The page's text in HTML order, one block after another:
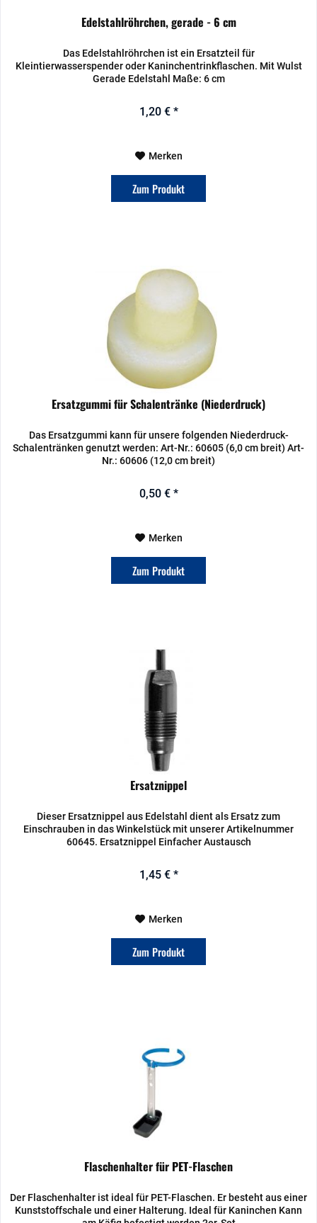
Edelstahlröhrchen, gerade - 6 cm
Das Edelstahlröhrchen ist ein Ersatzteil für
Kleintierwasserspender oder Kaninchentrinkflaschen. Mit Wulst
Gerade Edelstahl Maße: 6 cm
1,20 € *
Merken
Zum Produkt
Ersatzgummi für Schalentränke (Niederdruck)
Das Ersatzgummi kann für unsere folgenden Niederdruck-
Schalentränken genutzt werden: Art-Nr.: 60605 (6,0 cm breit) Art-
Nr.: 60606 (12,0 cm breit)
0,50 € *
Merken
Zum Produkt
Ersatznippel
Dieser Ersatznippel aus Edelstahl dient als Ersatz zum
Einschrauben in das Winkelstück mit unserer Artikelnummer
60645. Ersatznippel Einfacher Austausch
1,45 € *
Merken
Zum Produkt
Flaschenhalter für PET-Flaschen
Der Flaschenhalter ist ideal für PET-Flaschen. Er besteht aus einer
Kunststoffschale und einer Halterung. Ideal für Kaninchen Kann